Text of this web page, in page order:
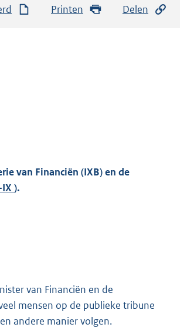
Printen Delen
van Financiën (IXB) en de
).
van Financiën en de
mensen op de publieke tribune
andere manier volgen.